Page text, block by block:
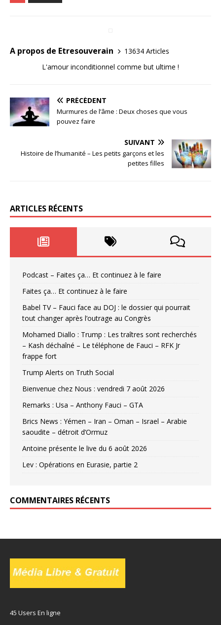
A propos de Etresouverain
13634 Articles
L'amour inconditionnel comme but ultime !
PRÉCÉDENT
Murmures de l’âme : Deux choses que vous
pouvez faire
SUIVANT
Histoire de l’humanité – Les petits garçons et les
petites filles
ARTICLES RÉCENTS
Podcast – Faites ça… Et continuez à le faire
Faites ça… Et continuez à le faire
Babel TV – Fauci face au DOJ : le dossier qui pourrait
tout changer après l’outrage au Congrès
Mohamed Diallo : Trump : Les traîtres sont recherchés
– Kash déchaîné – Le téléphone de Fauci – RFK Jr
frappe fort
Trump Alerts on Truth Social
Bienvenue chez Nous : vendredi 7 août 2026
Remarks : Usa – Anthony Fauci – GTA
Brics News : Yémen – Iran – Oman – Israel – Arabie
saoudite – détroit d’Ormuz
Antoine présente le live du 6 août 2026
Lev : Opérations en Eurasie, partie 2
COMMENTAIRES RÉCENTS
45 Users En ligne